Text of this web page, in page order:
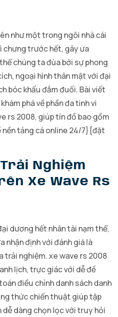
như một trong ngôi nhà cái
trước hết, gây ưa
chúng ta đùa bởi sự phong
ngoại hình thân mật với đại
bóc khấu đắm đuối. Bài viết
phá về phần đa tinh vi
rs 2008, giúp tín đồ bao gồm
nền tảng cá online 24/7}{đặt
Nghiệm
Xe Wave Rs
dương hết nhân tài nạm thể,
định với đánh giá là
trải nghiệm. xe wave rs 2008
lịch, trực giác với dễ đề
điều chỉnh danh sách danh
thức chiến thuật giúp tập
dàng chọn lọc với truy hỏi